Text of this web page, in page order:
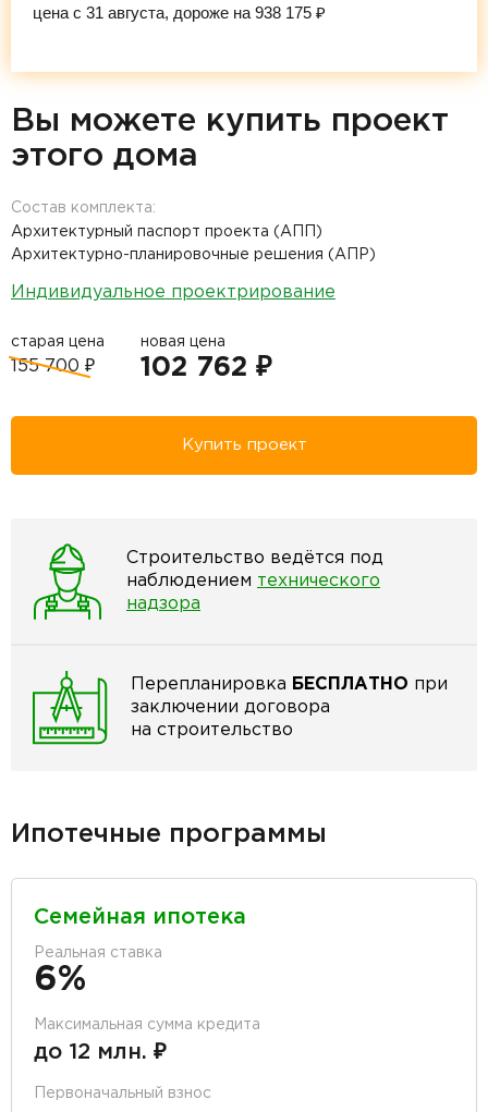
цена с 31 августа, дороже на 938 175 ₽
Вы можете купить проект
этого дома
Состав комплекта:
Архитектурный паспорт проекта (АПП)
Архитектурно-планировочные решения (АПР)
Индивидуальное проектрирование
старая цена
155 700 ₽
новая цена
102 762 ₽
Купить проект
Строительство ведётся под
наблюдением технического
надзора
Перепланировка БЕСПЛАТНО при
заключении договора
на строительство
Ипотечные программы
Семейная ипотека
Реальная ставка
6%
Максимальная сумма кредита
до 12 млн. ₽
Первоначальный взнос